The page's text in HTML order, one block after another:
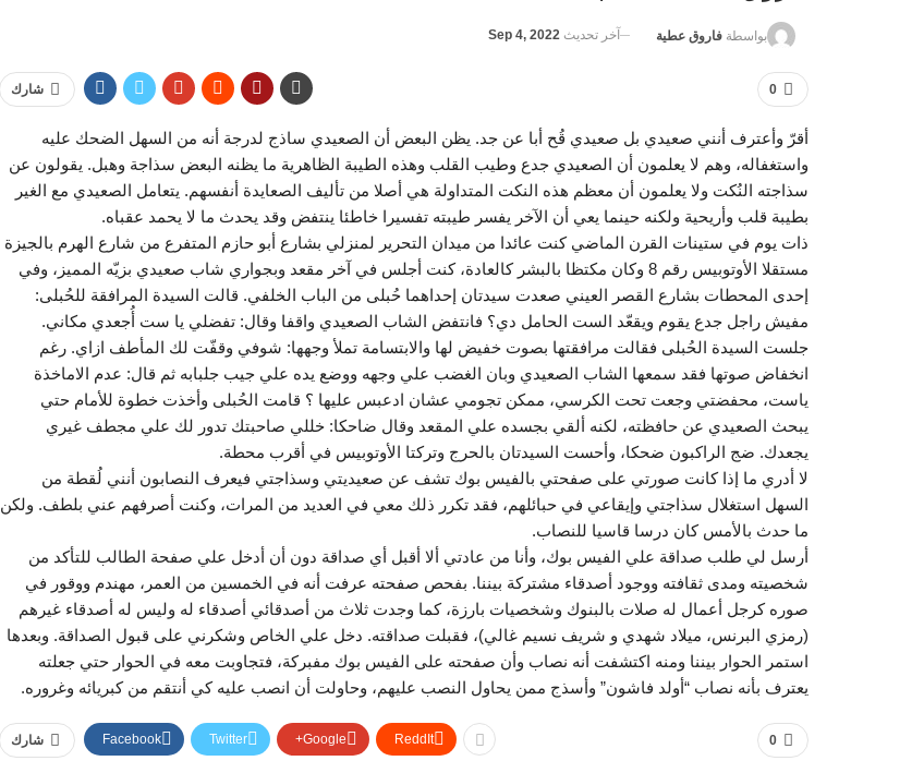
بواسطة فاروق عطية آخر تحديث Sep 4, 2022
0 شارك
أقرّ وأعترف أنني صعيدي بل صعيدي قُح أبا عن جد. يظن البعض أن الصعيدي ساذج لدرجة أنه من السهل الضحك عليه
واستغفاله، وهم لا يعلمون أن الصعيدي جدع وطيب القلب وهذه الطيبة الظاهرية ما يظنه البعض سذاجة وهبل. يقولون عن
سذاجته النُكت ولا يعلمون أن معظم هذه النكت المتداولة هي أصلا من تأليف الصعايدة أنفسهم. يتعامل الصعيدي مع الغير
بطيبة قلب وأريحية ولكنه حينما يعي أن الآخر يفسر طيبته تفسيرا خاطئا ينتفض وقد يحدث ما لا يحمد عقباه.
ذات يوم في ستينات القرن الماضي كنت عائدا من ميدان التحرير لمنزلي بشارع أبو حازم المتفرع من شارع الهرم بالجيزة
مستقلا الأوتوبيس رقم 8 وكان مكتظا بالبشر كالعادة، كنت أجلس في آخر مقعد وبجواري شاب صعيدي بزيّه المميز، وفي
إحدى المحطات بشارع القصر العيني صعدت سيدتان إحداهما حُبلى من الباب الخلفي. قالت السيدة المرافقة للحُبلى:
مفيش راجل جدع يقوم ويقعّد الست الحامل دي؟ فانتفض الشاب الصعيدي واقفا وقال: تفضلي يا ست أُجعدي مكاني.
جلست السيدة الحُبلى فقالت مرافقتها بصوت خفيض لها والابتسامة تملأ وجهها: شوفي وقفّت لك المأطف ازاي. رغم
انخفاض صوتها فقد سمعها الشاب الصعيدي وبان الغضب علي وجهه ووضع يده علي جيب جلبابه ثم قال: عدم الاماخذة
ياست، محفضتي وجعت تحت الكرسي، ممكن تجومي عشان ادعبس عليها ؟ قامت الحُبلى وأخذت خطوة للأمام حتي
يبحث الصعيدي عن حافظته، لكنه ألقي بجسده علي المقعد وقال ضاحكا: خللي صاحبتك تدور لك علي مجطف غيري
يجعدك. ضج الراكبون ضحكا، وأحست السيدتان بالحرج وتركتا الأوتوبيس في أقرب محطة.
لا أدري ما إذا كانت صورتي على صفحتي بالفيس بوك تشف عن صعيديتي وسذاجتي فيعرف النصابون أنني لُقطة من
السهل استغلال سذاجتي وإيقاعي في حبائلهم، فقد تكرر ذلك معي في العديد من المرات، وكنت أصرفهم عني بلطف. ولكن
ما حدث بالأمس كان درسا قاسيا للنصاب.
أرسل لي طلب صداقة علي الفيس بوك، وأنا من عادتي ألا أقبل أي صداقة دون أن أدخل علي صفحة الطالب للتأكد من
شخصيته ومدى ثقافته ووجود أصدقاء مشتركة بيننا. بفحص صفحته عرفت أنه في الخمسين من العمر، مهندم ووقور في
صوره كرجل أعمال له صلات بالبنوك وشخصيات بارزة، كما وجدت ثلاث من أصدقائي أصدقاء له وليس له أصدقاء غيرهم
(رمزي البرنس، ميلاد شهدي و شريف نسيم غالي)، فقبلت صداقته. دخل علي الخاص وشكرني على قبول الصداقة. وبعدها
استمر الحوار بيننا ومنه اكتشفت أنه نصاب وأن صفحته على الفيس بوك مفبركة، فتجاوبت معه في الحوار حتي جعلته
يعترف بأنه نصاب “أولد فاشون” وأسذج ممن يحاول النصب عليهم، وحاولت أن انصب عليه كي أنتقم من كبريائه وغروره.
0 شارك Facebook Twitter Google+ ReddIt